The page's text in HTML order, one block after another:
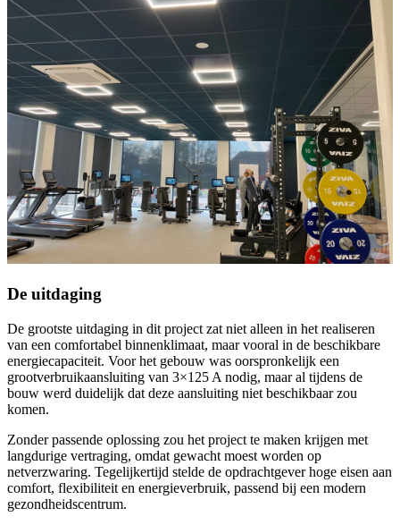
De uitdaging
De grootste uitdaging in dit project zat niet alleen in het realiseren
van een comfortabel binnenklimaat, maar vooral in de beschikbare
energiecapaciteit. Voor het gebouw was oorspronkelijk een
grootverbruikaansluiting van 3×125 A nodig, maar al tijdens de
bouw werd duidelijk dat deze aansluiting niet beschikbaar zou
komen.
Zonder passende oplossing zou het project te maken krijgen met
langdurige vertraging, omdat gewacht moest worden op
netverzwaring. Tegelijkertijd stelde de opdrachtgever hoge eisen aan
comfort, flexibiliteit en energieverbruik, passend bij een modern
gezondheidscentrum.